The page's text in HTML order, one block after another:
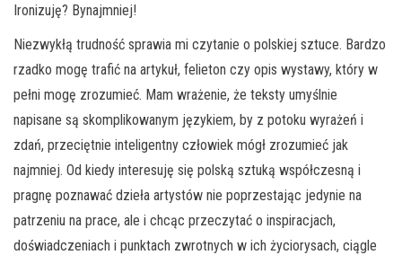
Ironizuję? Bynajmniej!
Niezwykłą trudność sprawia mi czytanie o polskiej sztuce. Bardzo
rzadko mogę trafić na artykuł, felieton czy opis wystawy, który w
pełni mogę zrozumieć. Mam wrażenie, że teksty umyślnie
napisane są skomplikowanym językiem, by z potoku wyrażeń i
zdań, przeciętnie inteligentny człowiek mógł zrozumieć jak
najmniej. Od kiedy interesuję się polską sztuką współczesną i
pragnę poznawać dzieła artystów nie poprzestając jedynie na
patrzeniu na prace, ale i chcąc przeczytać o inspiracjach,
doświadczeniach i punktach zwrotnych w ich życiorysach, ciągle